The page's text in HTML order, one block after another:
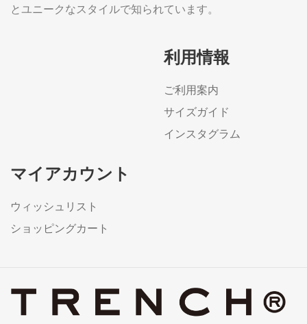
とユニークなスタイルで知られています。
利用情報
ご利用案内
サイズガイド
インスタグラム
マイアカウント
ウィッシュリスト
ショッピングカート